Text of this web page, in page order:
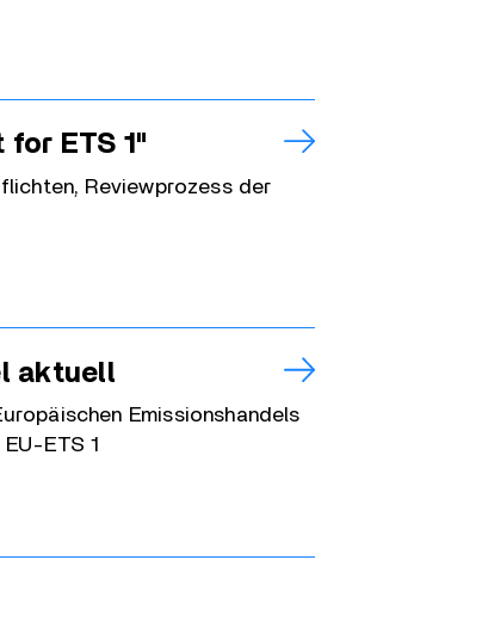
ETS 1"
Reviewprozess der
aktuell
Emissionshandels
ETS 1